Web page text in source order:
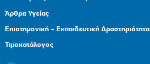
Άρθρα Υγείας
Επιστημονική – Εκπαιδευτική Δραστηριότητα
Τιμοκατάλογος